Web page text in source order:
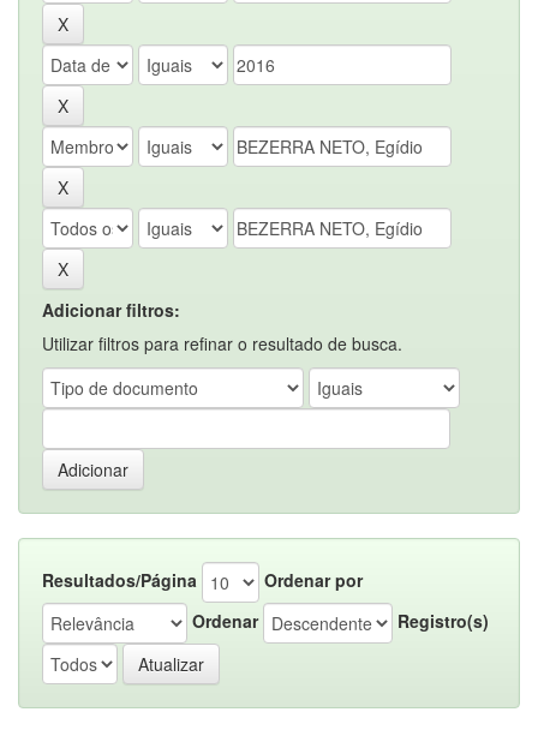
Adicionar filtros:
Utilizar filtros para refinar o resultado de busca.
Resultados/Página
Ordenar por
Ordenar
Registro(s)